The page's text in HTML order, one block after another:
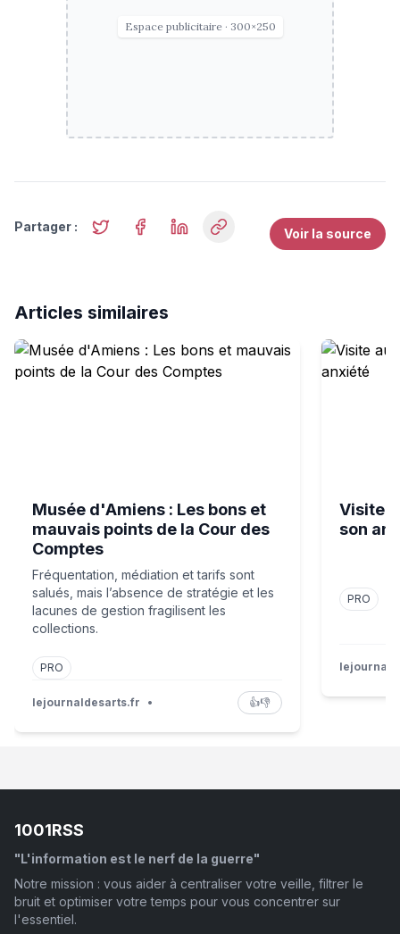
Espace publicitaire · 300×250
Partager : Voir la source
Articles similaires
Musée d'Amiens : Les bons et mauvais points de la
Musée d'Amiens : Les bons et
mauvais points de la Cour des
Comptes
Fréquentation, médiation et tarifs sont
salués, mais l’absence de stratégie et les
lacunes de gestion fragilisent les
collections.
PRO
lejournaldesarts.fr • 👍👎
Visite au
Visite
son
PRO
1001RSS
"L'information est le nerf de la guerre"
Notre mission : vous aider à centraliser votre veille, filtrer le
bruit et optimiser votre temps pour vous concentrer sur
l'essentiel.